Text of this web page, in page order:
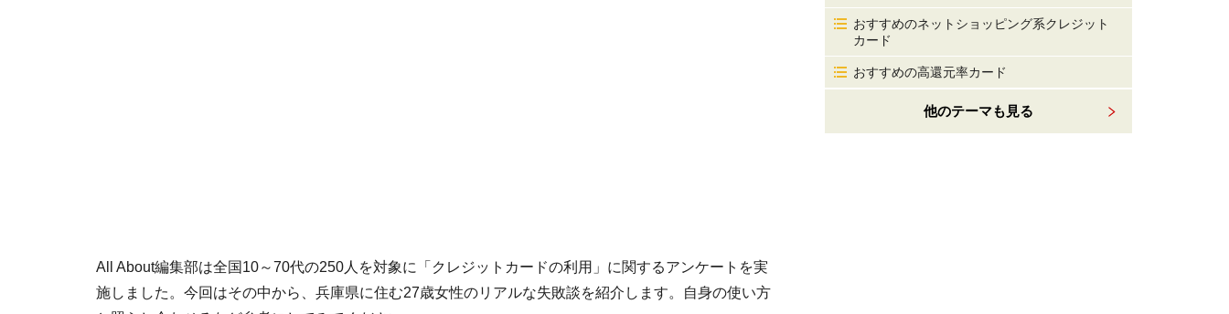
All About編集部は全国10～70代の250人を対象に「クレジットカードの利用」に関するアンケートを実
施しました。今回はその中から、兵庫県に住む27歳女性のリアルな失敗談を紹介します。自身の使い方
おすすめのネットショッピング系クレジット
カード
おすすめの高還元率カード
他のテーマも見る